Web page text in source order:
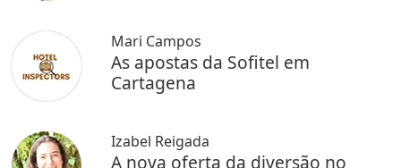
Mari Campos
As apostas da Sofitel em
Cartagena
Izabel Reigada
A nova oferta da diversão no